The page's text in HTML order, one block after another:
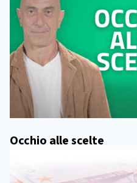
Occhio alle scelte